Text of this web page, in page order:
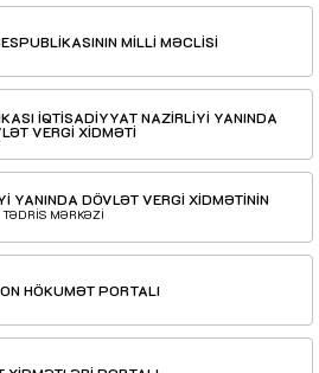
MİLLİ MƏCLİSİ
İQTİSADİYYAT NAZİRLİYİ YANINDA
VERGİ XİDMƏTİ
YANINDA DÖVLƏT VERGİ XİDMƏTİNİN
TƏDRİS MƏRKƏZİ
HÖKUMƏT PORTALI